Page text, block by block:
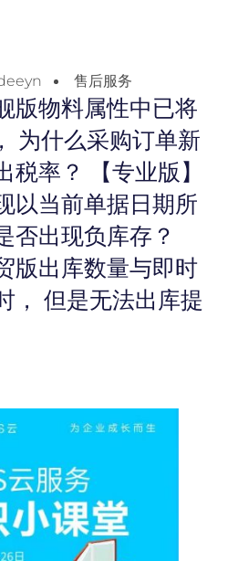
售后服务
版物料属性中已将
为什么采购订单新
率？ 【专业版】
以当前单据日期所
否出现负库存？
版出库数量与即时
， 但是无法出库提